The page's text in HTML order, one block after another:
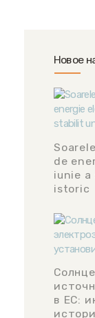
Новое
de
iunie
istoric
в ЕС: